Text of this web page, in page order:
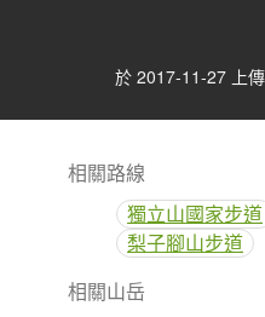
於 2017-11-27 上傳
相關路線
獨立山國家步道
梨子腳山步道
相關山岳